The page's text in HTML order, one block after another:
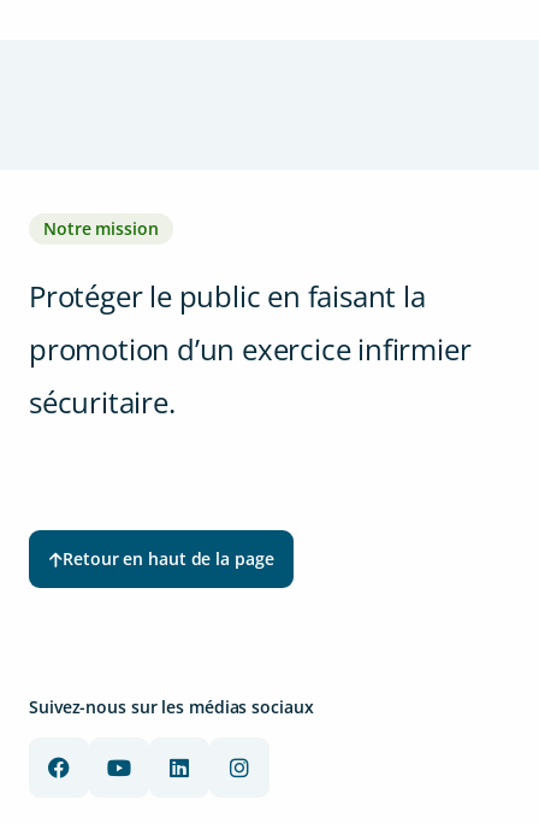
Notre mission
Protéger le public en faisant la
promotion d’un exercice infirmier
sécuritaire.
Retour en haut de la page
Suivez-nous sur les médias sociaux